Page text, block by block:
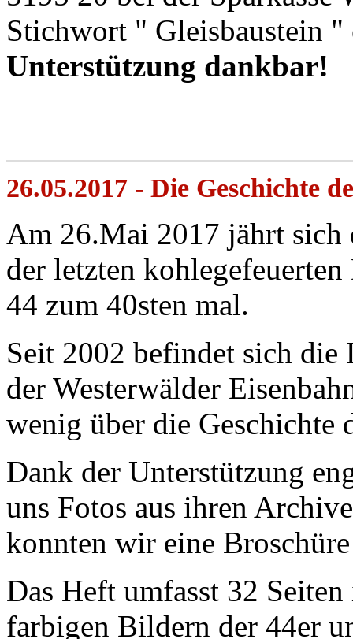
Stichwort " Gleisbaustein
Unterstützung dankbar!
26.05.2017 - Die Geschichte
Am 26.Mai 2017 jährt sich
der letzten
44 zum 40sten mal.
Seit 2002 befindet sich
der Westerwälder
wenig über die Geschichte
Dank der Unterstützung
uns Fotos aus ihren
konnten wir eine
Das Heft umfasst 32
farbigen Bildern der 44er